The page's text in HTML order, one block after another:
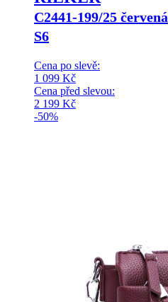
C2441-199/25 červená
S6
Cena po slevě:
1 099 Kč
Cena před slevou:
2 199 Kč
-50%